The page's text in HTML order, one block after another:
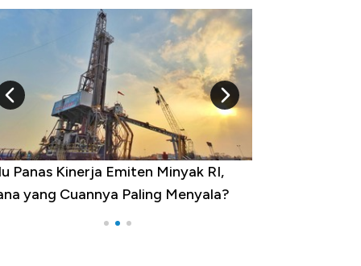
Panas Kinerja Emiten Minyak RI,
yang Cuannya Paling Menyala?